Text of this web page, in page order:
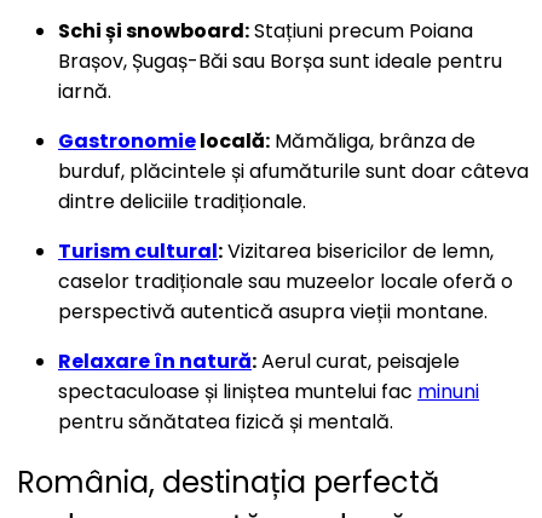
Schi și snowboard:Stațiuni precum Poiana
Brașov, Șugaș-Băi sau Borșa sunt ideale pentru
iarnă.
Gastronomielocală: Mămăliga, brânza de
burduf, plăcintele și afumăturile sunt doar câteva
dintre deliciile tradiționale.
Turism cultural:Vizitarea bisericilor de lemn,
caselor tradiționale sau muzeelor locale oferă o
perspectivă autentică asupra vieții montane.
Relaxare în natură:Aerul curat, peisajele
spectaculoase și liniștea muntelui fac minuni
pentru sănătatea fizică și mentală.
România, destinația perfectă